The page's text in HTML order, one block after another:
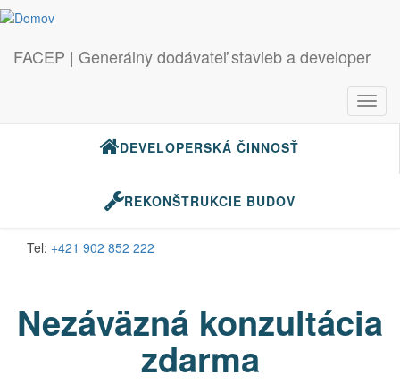
FACEP | Generálny dodávateľ stavieb a developer
info@facep.sk
Tel: +421 902 852 222
Nezáväzná konzultácia
zdarma
DEVELOPERSKÁ ČINNOSŤ
REKONŠTRUKCIE BUDOV